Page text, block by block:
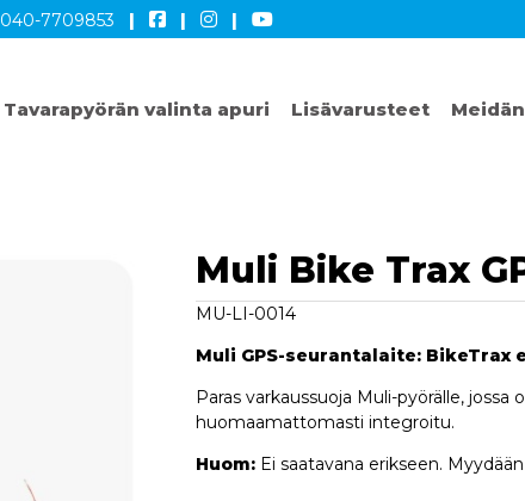
040-7709853 | | |
Tavarapyörän valinta apuri Lisävarusteet
Muli Bike Trax
MU-LI-0014
Muli GPS-seurantalaite: BikeTrax
Paras varkaussuoja Muli-pyörälle,
huomaamattomasti integroitu.
Huom:Ei saatavana erikseen.